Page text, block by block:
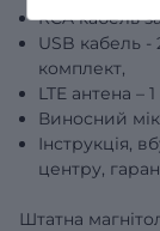
RCA кабель
USB кабель -
комплект,
LTE антена –
Виносний
Інструкція,
центру,
Штатна